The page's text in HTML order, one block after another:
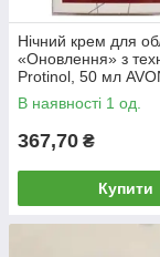
Нічний крем для
«Оновлення» з
Protinol, 50 мл
35+
В наявності 1 од.
367,70 ₴
Купити